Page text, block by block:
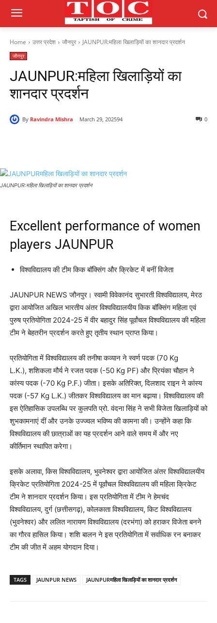
Home उत्तर प्रदेश जौनपुर JAUNPUR:महिला खिलाड़ियों का शानदार प्रदर्शन
जौनपुर
JAUNPUR:महिला खिलाड़ियों का
शानदार प्रदर्शन
By Ravindra Mishra March 29, 2025 0
94
JAUNPUR:महिला खिलाड़ियों का शानदार प्रदर्शन
Excellent performance of women
players JAUNPUR
विश्वविद्यालय की टीम किक बॉक्सिंग और क्रिकेट में बनीं विजेता
JAUNPUR NEWS जौनपुर। स्वामी विवेकानंद सुभारती विश्वविद्यालय, मेरठ
द्वारा आयोजित अखिल भारतीय अंतर विश्वविद्यालयीय किक बॉक्सिंग महिला एवं
पुरुष प्रतियोगिता 2024-25 में वीर बहादुर सिंह पूर्वांचल विश्वविद्यालय की महिला
टीम ने बेहतरीन प्रदर्शन करते हुए तृतीय स्थान प्राप्त किया।
प्रतियोगिता में विश्वविद्यालय की तनीषा कव्यान ने स्वर्ण पदक (70 Kg
L.K.), शशिकला मौर्य ने रजत पदक (-50 Kg PF) और प्रियंका चौहान ने
कांस्य पदक (-70 Kg P.F.) जीता। इसके अतिरिक्त, दिलशाद राइन ने कांस्य
पदक (-57 Kg L.K.) जीतकर विश्वविद्यालय का मान बढ़ाया। विश्वविद्यालय की
इस ऐतिहासिक उपलब्धि पर कुलपति प्रो. वंदना सिंह ने सभी विजेता खिलाड़ियों को
शुभकामनाएं दीं और उनके उज्ज्वल भविष्य की कामना की। उन्होंने कहा कि
विश्वविद्यालय की छात्राओं का यह प्रदर्शन आने वाले समय में और नए
कीर्तिमान स्थापित करेगा।
इसके अलावा, किस विश्वविद्यालय, भुवनेश्वर द्वारा आयोजित अंतर विश्वविद्यालयीय
क्रिकेट प्रतियोगिता 2024-25 में पूर्वांचल विश्वविद्यालय की महिला क्रिकेट
टीम ने शानदार प्रदर्शन किया। इस प्रतियोगिता में टीम ने हेमचंद
विश्वविद्यालय, दुर्ग (छत्तीसगढ़), कोलकाता विश्वविद्यालय, किट विश्वविद्यालय
(भुवनेश्वर) और ललित नारायण विश्वविद्यालय (दरभंगा) को हराकर विजेता बनने
का गौरव हासिल किया। शशि बालन ने इस प्रतियोगिता में सर्वाधिक रन बनाकर
टीम की जीत में अहम योगदान दिया।
TAGS JAUNPUR NEWS JAUNPURमहिला खिलाड़ियों का शानदार प्रदर्शन